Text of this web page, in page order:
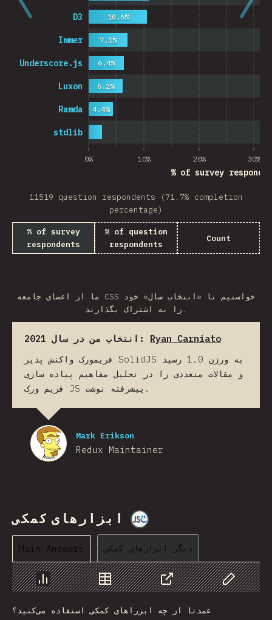
0% 10% 20% 30%
% of survey
stdlib
Ramda
Luxon
Underscore.js
Immer
D3
4.4%
6.2%
6.4%
7.1%
10.6%
11519 question respondents (71.7% completion
percentage)
% of survey
respondents
% of question
respondents
Count
ما از اعضای جامعه CSS خواستیم تا «انتخاب سال» خود
را به اشتراک بگذارند.
انتخاب من در سال 2021: Ryan Carniato
فریمورک واکنش پذیر SolidJS به ورژن 1.0 رسید
و مقالات متعددی را در تحلیل مفاهیم پیاده سازی
فریم ورک JS پیشرفته نوشت.
Mark Erikson
Redux Maintainer
ابزارهای کمکی
Main Answers دیگر ابزارهای کمکی
Chart Data Share
Customize
عمدتا از چه ابزراهای کمکی استفاده می‌کنید؟